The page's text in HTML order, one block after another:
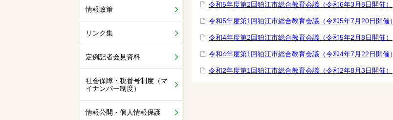
情報政策
リンク集
定例記者会見資料
社会保障・税番号制度（マ
イナンバー制度）
情報公開・個人情報保護
令和5年度第2回狛江市総合教育会議（令和6年3月8日開催）
令和5年度第1回狛江市総合教育会議（令和5年7月20日開催）
令和4年度第2回狛江市総合教育会議（令和5年2月8日開催）
令和4年度第1回狛江市総合教育会議（令和4年7月22日開催）
令和2年度第1回狛江市総合教育会議（令和2年8月3日開催）